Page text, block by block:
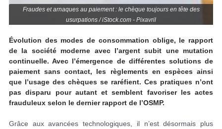
Fraudes et arnaques au paiement : le chèque toujours en tête des
usurpations / iStock.com - Pixavril
Évolution des modes de consommation oblige, le rapport
de la société moderne avec l’argent subit une mutation
continuelle. Avec l’émergence de différentes solutions de
paiement sans contact, les règlements en espèces ainsi
que l’usage des chèques se raréfient. Ces pratiques n’ont
pas disparu pour autant et semblent favoriser les actes
frauduleux selon le dernier rapport de l’OSMP.
Grâce aux avancées technologiques, il n’est désormais plus